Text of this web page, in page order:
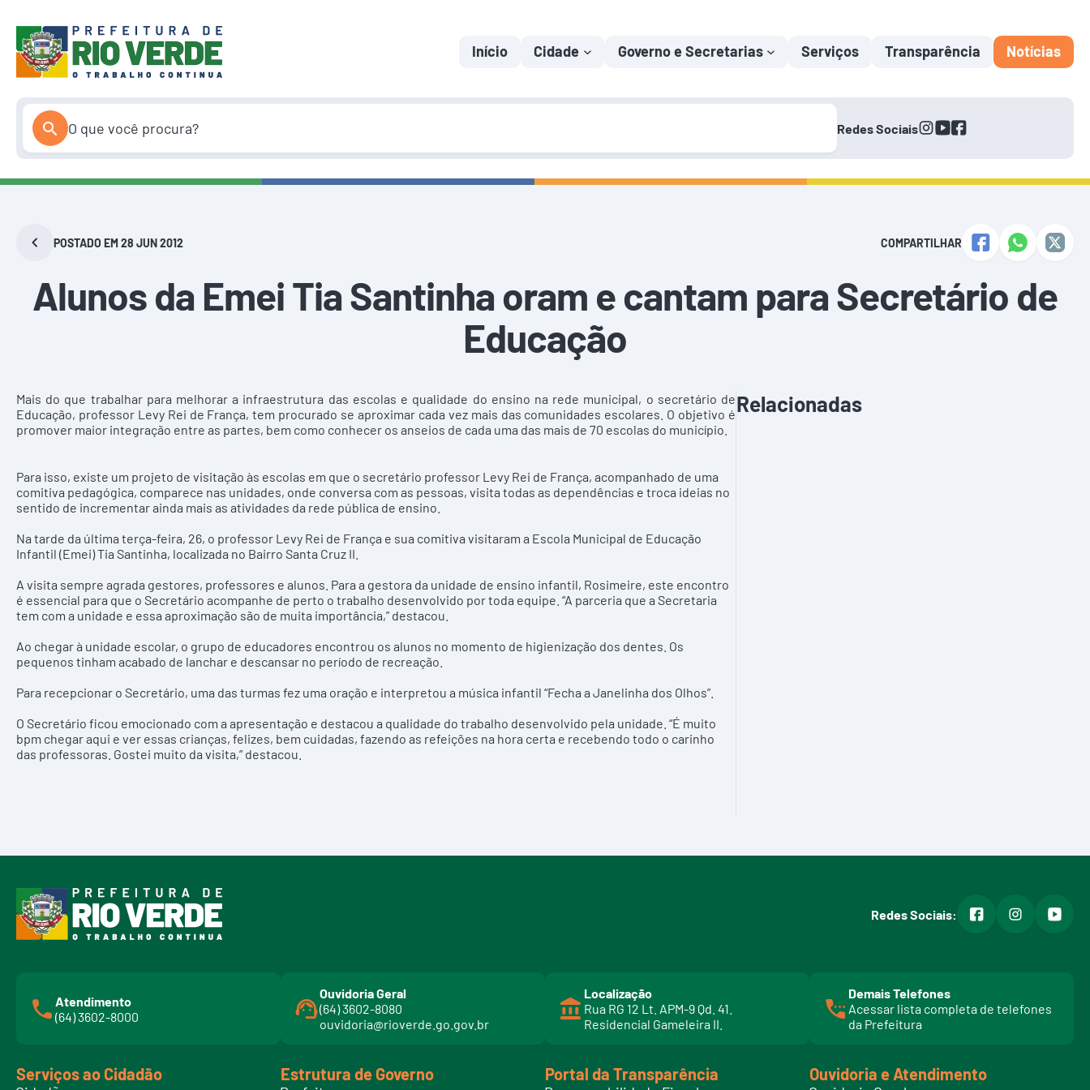
para
conteúdo
Início Cidade Governo e Secretarias Serviços Transparência Notícias
Redes Sociaisinstagram
youtube
facebook
POSTADO EM 28 JUN 2012 COMPARTILHAR
Alunos da Emei Tia Santinha oram e cantam para Secretário de
Educação
Mais do que trabalhar para melhorar a infraestrutura das escolas e qualidade do ensino na rede municipal, o secretário de
Educação, professor Levy Rei de França, tem procurado se aproximar cada vez mais das comunidades escolares. O objetivo é
promover maior integração entre as partes, bem como conhecer os anseios de cada uma das mais de 70 escolas do município.
Para isso, existe um projeto de visitação às escolas em que o secretário professor Levy Rei de França, acompanhado de uma
comitiva pedagógica, comparece nas unidades, onde conversa com as pessoas, visita todas as dependências e troca ideias no
sentido de incrementar ainda mais as atividades da rede pública de ensino.
Na tarde da última terça-feira, 26, o professor Levy Rei de França e sua comitiva visitaram a Escola Municipal de Educação
Infantil (Emei) Tia Santinha, localizada no Bairro Santa Cruz II.
A visita sempre agrada gestores, professores e alunos. Para a gestora da unidade de ensino infantil, Rosimeire, este encontro
é essencial para que o Secretário acompanhe de perto o trabalho desenvolvido por toda equipe. “A parceria que a Secretaria
tem com a unidade e essa aproximação são de muita importância,” destacou.
Ao chegar à unidade escolar, o grupo de educadores encontrou os alunos no momento de higienização dos dentes. Os
pequenos tinham acabado de lanchar e descansar no período de recreação.
Para recepcionar o Secretário, uma das turmas fez uma oração e interpretou a música infantil “Fecha a Janelinha dos Olhos”.
O Secretário ficou emocionado com a apresentação e destacou a qualidade do trabalho desenvolvido pela unidade. “É muito
bpm chegar aqui e ver essas crianças, felizes, bem cuidadas, fazendo as refeições na hora certa e recebendo todo o carinho
das professoras. Gostei muito da visita,” destacou.
Relacionadas
Redes Sociais: facebookinstagram
Atendimento
(64) 3602-8000
Ouvidoria Geral
(64) 3602-8080
ouvidoria@rioverde.go.gov.br
Localização
Rua RG 12 Lt. APM-9 Qd. 41.
Residencial Gameleira II.
Demais Telefones
Acessar lista completa de telefones
da Prefeitura
l
i
t
e
Serviços ao Cidadão Estrutura de Governo Portal da Transparência Ouvidoria e Atendimento